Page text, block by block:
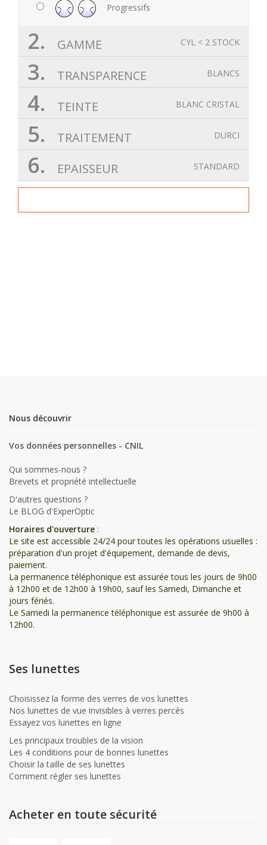
Progressifs
CYL < 2 STOCK
2. GAMME
BLANCS
3. TRANSPARENCE
BLANC CRISTAL
4. TEINTE
DURCI
5. TRAITEMENT
STANDARD
6. EPAISSEUR
Nous découvrir
Vos données personnelles - CNIL
Qui sommes-nous ?
Brevets et propriété intellectuelle
D'autres questions ?
Le BLOG d'ExperOptic
Horaires d'ouverture :
Le site est accessible 24/24 pour toutes les opérations usuelles :
préparation d'un projet d'équipement, demande de devis,
paiement.
La permanence téléphonique est assurée tous les jours de 9h00
à 12h00 et de 12h00 à 19h00, sauf les Samedi, Dimanche et
jours fériés.
Le Samedi la permanence téléphonique est assurée de 9h00 à
12h00.
Ses lunettes
Choisissez la forme des verres de vos lunettes
Nos lunettes de vue invisibles à verres percés
Essayez vos lunettes en ligne
Les principaux troubles de la vision
Les 4 conditions pour de bonnes lunettes
Choisir la taille de ses lunettes
Comment régler ses lunettes
Acheter en toute sécurité